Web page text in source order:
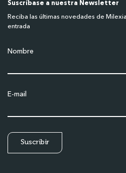
Suscríbase a nuestra Newsletter
Reciba las últimas novedades de
entrada
Nombre
E-mail